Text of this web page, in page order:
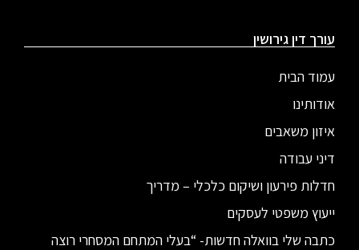
עורך דין גירושין
עמוד הבית
אודותינו
איזון משאבים
דיני עבודה
חדלות פירעון ושיקום כלכלי – מדריך
ייעוץ משפטי לעסקים
כתבה שלי בוואלה חדשות- “בעלי המתחם המסחרי רוצה